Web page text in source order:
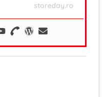
storeday.ro